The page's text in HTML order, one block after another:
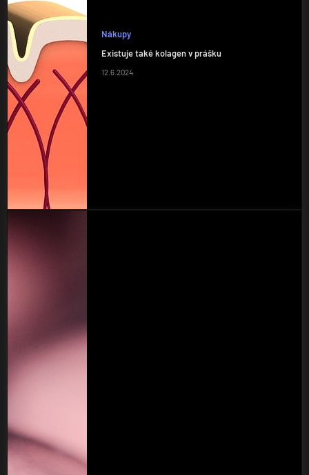
Nákupy
Existuje také kolagen v prášku
12.6.2024